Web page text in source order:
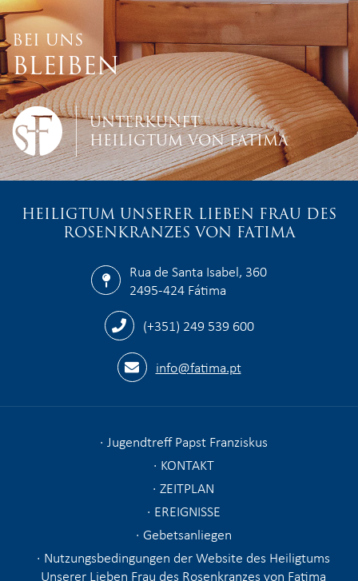
BEI UNS
BLEIBEN
UNTERKUNFT
HEILIGTUM VON FATIMA
HEILIGTUM UNSERER LIEBEN FRAU DES
ROSENKRANZES VON FATIMA
Rua de Santa Isabel, 360
2495-424 Fátima
(+351) 249 539 600
info@fatima.pt
Jugendtreff Papst Franziskus
KONTAKT
ZEITPLAN
EREIGNISSE
Gebetsanliegen
Nutzungsbedingungen der Website des Heiligtums
Unserer Lieben Frau des Rosenkranzes von Fatima